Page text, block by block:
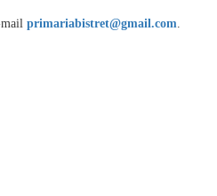
mail primariabistret@gmail.com.